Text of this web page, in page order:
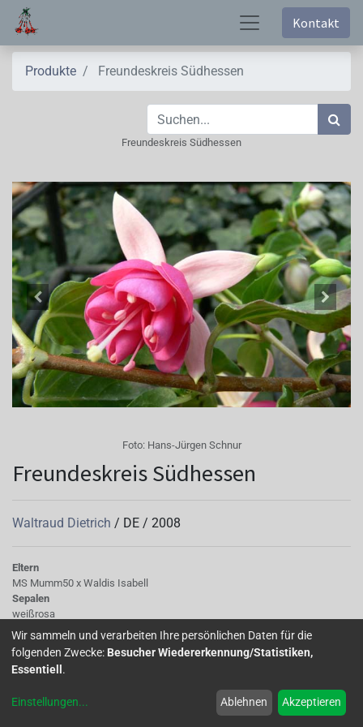
Kontakt
Produkte Freundeskreis Südhessen
Freundeskreis Südhessen
Foto: Hans-Jürgen Schnur
Freundeskreis Südhessen
Waltraud Dietrich / DE / 2008
Eltern
MS Mumm50 x Waldis Isabell
Sepalen
weißrosa
Korolle/Petalen
pink
Knospe/Blüte
halb gefüllt, mittelgross
festes, mittelgrünes Laub
Wir sammeln und verarbeiten Ihre persönlichen Daten für die
folgenden Zwecke: Besucher Wiedererkennung/Statistiken,
Essentiell .
Einstellungen... Ablehnen Akzeptieren